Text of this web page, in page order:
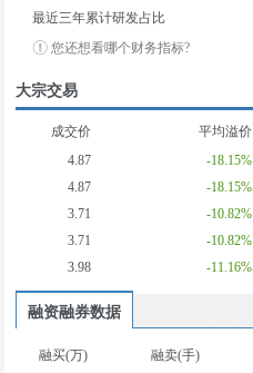
最近三年累计研发占比
您还想看哪个财务指标?
大宗交易
成交价 平均溢价
4.87
-18.15%
4.87
-18.15%
3.71
-10.82%
3.71
-10.82%
3.98
-11.16%
融资融券数据
融买(万) 融卖(手)